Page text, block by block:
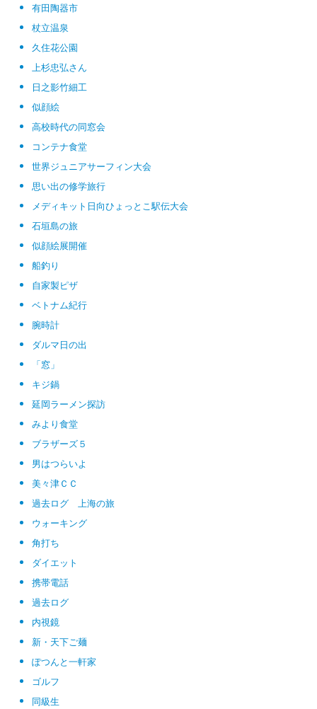
有田陶器市
杖立温泉
久住花公園
上杉忠弘さん
日之影竹細工
似顔絵
高校時代の同窓会
コンテナ食堂
世界ジュニアサーフィン大会
思い出の修学旅行
メディキット日向ひょっとこ駅伝大会
石垣島の旅
似顔絵展開催
船釣り
自家製ピザ
ベトナム紀行
腕時計
ダルマ日の出
「窓」
キジ鍋
延岡ラーメン探訪
みより食堂
ブラザーズ５
男はつらいよ
美々津ＣＣ
過去ログ 上海の旅
ウォーキング
角打ち
ダイエット
携帯電話
過去ログ
内視鏡
新・天下ご麺
ぽつんと一軒家
ゴルフ
同級生